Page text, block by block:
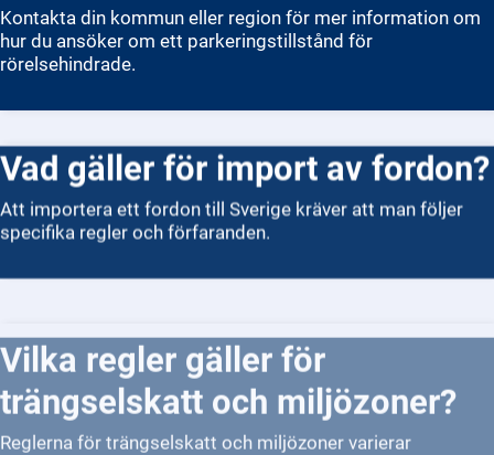
Kontakta din kommun eller region för mer information om
hur du ansöker om ett parkeringstillstånd för
rörelsehindrade.
Vad gäller för import av fordon?
Att importera ett fordon till Sverige kräver att man följer
specifika regler och förfaranden.
Vilka regler gäller för
trängselskatt och miljözoner?
Reglerna för trängselskatt och miljözoner varierar
beroende på stad och fordonstyp.